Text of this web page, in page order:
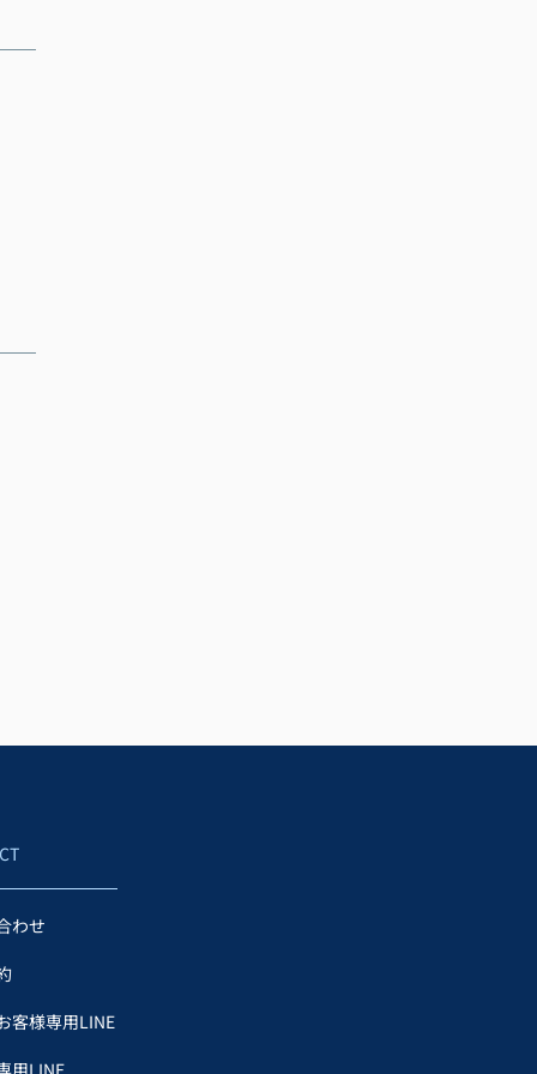
わせ
客様専用LINE
用LINE